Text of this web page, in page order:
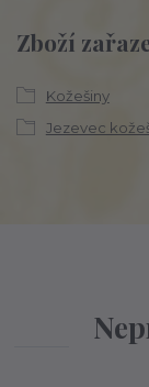
Zboží
Kožešiny
Jezevec